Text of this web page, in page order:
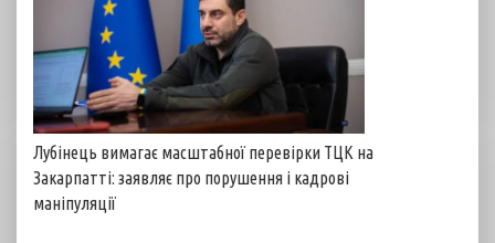
Лубінець вимагає масштабної перевірки ТЦК на
Закарпатті: заявляє про порушення і кадрові
маніпуляції